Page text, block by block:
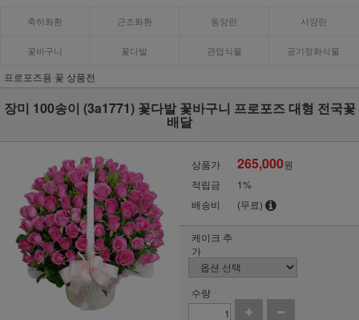
축하화환 근조화환 동양란 서양란
꽃바구니 꽃다발 관엽식물 공기정화식물
프로포즈용 꽃 상품전
장미 100송이 (3a1771) 꽃다발 꽃바구니 프로포즈 대형 전국꽃
배달
상품가 265,000원
적립금
1%
배송비
(무료)
케이크 추
가
수량